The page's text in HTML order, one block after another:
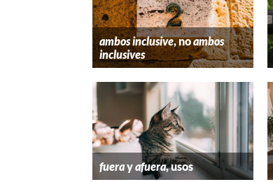
ambos inclusive, noambos
inclusives
fuerayafuera, usos